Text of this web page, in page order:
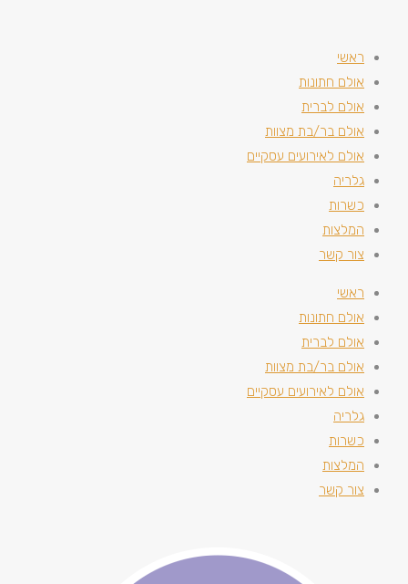
ראשי
אולם חתונות
אולם לברית
אולם בר/בת מצוות
אולם לאירועים עסקיים
גלריה
כשרות
המלצות
צור קשר
ראשי
אולם חתונות
אולם לברית
אולם בר/בת מצוות
אולם לאירועים עסקיים
גלריה
כשרות
המלצות
צור קשר